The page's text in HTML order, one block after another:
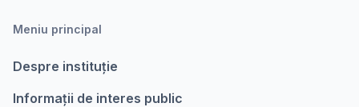
Meniu principal
Despre instituție
Informații de interes public